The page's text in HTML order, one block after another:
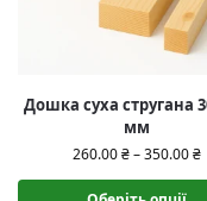
Дошка суха стругана
мм
260.00₴ – 350.00₴